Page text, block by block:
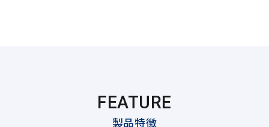
FEATURE
製品特徴